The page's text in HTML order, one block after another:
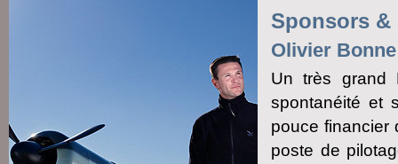
Sponsors
Olivier Bonne
Un très grand
spontanéité et
pouce financier
poste de